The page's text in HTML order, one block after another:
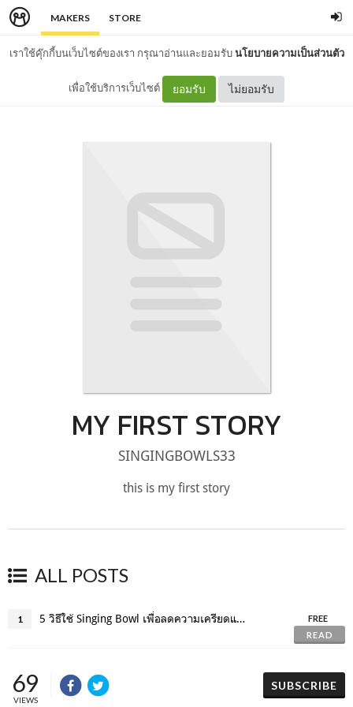
MAKERS STORE
เราใช้คุ๊กกี้บนเว็บไซต์ของเรา กรุณาอ่านและยอมรับนโยบายความเป็นส่วนตัว
เพื่อใช้บริการเว็บไซต์ ยอมรับ ไม่ยอมรับ
MY FIRST STORY
SINGINGBOWLS33
this is my first story
ALL POSTS
1 5 วิธีใช้ Singing Bowl เพื่อลดความเครียดและเพิ่มสมาธิในชีวิตประจำวัน
FREE
READ
69
VIEWS
SUBSCRIBE